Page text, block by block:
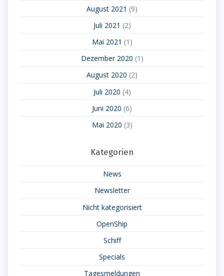
August 2021 (9)
Juli 2021 (2)
Mai 2021 (1)
Dezember 2020 (1)
August 2020 (2)
Juli 2020 (4)
Juni 2020 (6)
Mai 2020 (3)
Kategorien
News
Newsletter
Nicht kategorisiert
OpenShip
Schiff
Specials
Tagesmeldungen